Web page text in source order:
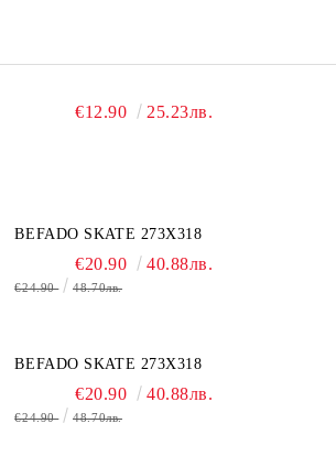
€12.90 25.23лв.
BEFADO SKATE 273X318
€20.90 40.88лв.
€24.90 48.70лв.
BEFADO SKATE 273X318
€20.90 40.88лв.
€24.90 48.70лв.